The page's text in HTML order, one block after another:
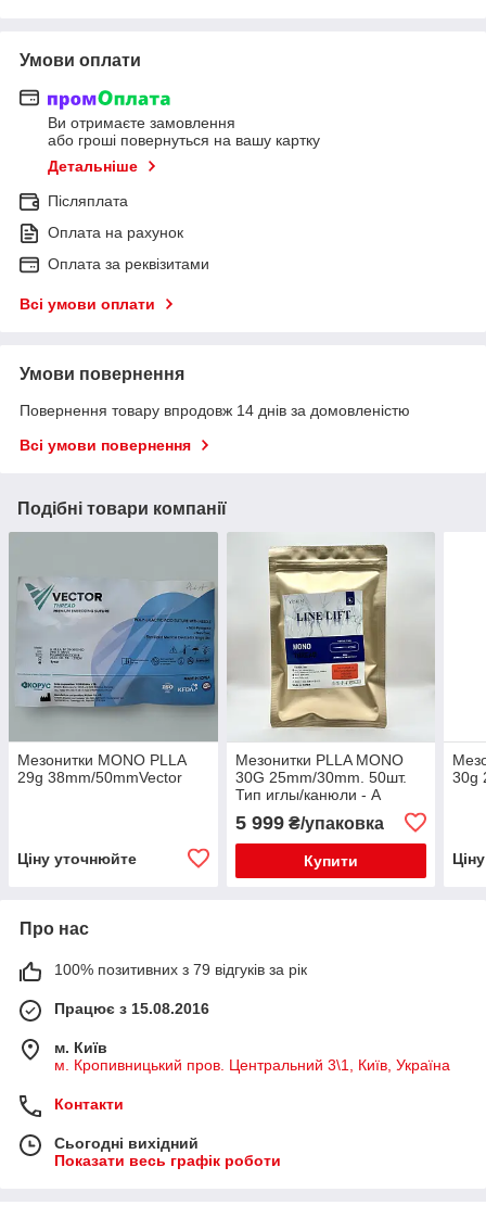
Умови оплати
Ви отримаєте замовлення
або гроші повернуться на вашу картку
Детальніше
Післяплата
Оплата на рахунок
Оплата за реквізитами
Всі умови оплати
Умови повернення
Повернення товару впродовж 14 днів за домовленістю
Всі умови повернення
Подібні товари компанії
Мезонитки MONO PLLA
29g 38mm/50mmVector
Ціну уточнюйте
Мезонитки PLLA MONO
30G 25mm/30mm. 50шт.
Тип иглы/канюли - A
5 999₴/упаковка
Купити
30g
Про нас
100% позитивних з 79 відгуків за рік
Працює з 15.08.2016
м. Київ
м. Кропивницький пров. Центральний 3\1, Київ, Україна
Контакти
Сьогодні вихідний
Показати весь графік роботи